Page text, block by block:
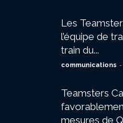
Les
l’équipe de
train du...
communications -
Teamsters
mesures de